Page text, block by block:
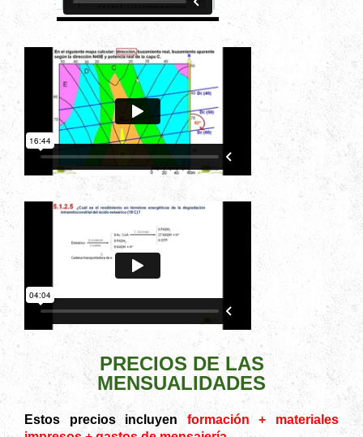
PRECIOS DE LAS
MENSUALIDADES
Estos precios incluyen
formación + materiales